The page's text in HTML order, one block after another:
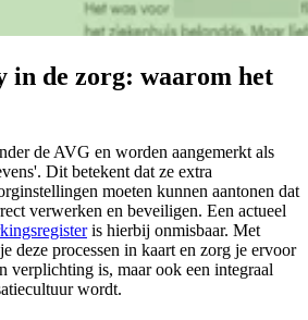
in de zorg: waarom het
de AVG en worden aangemerkt als
Dit betekent dat ze extra
moeten kunnen aantonen dat
verwerken en beveiligen. Een actueel
is hierbij onmisbaar. Met
deze processen in kaart en zorg je ervoor
verplichting is, maar ook een integraal
wordt.